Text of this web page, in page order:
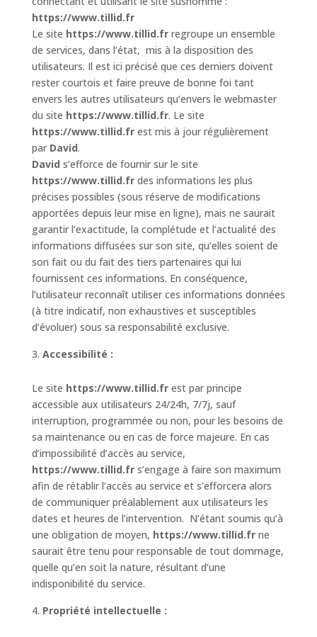
https://www.tillid.fr
Le site https://www.tillid.frregroupe un ensemble
de services, dans l’état, mis à la disposition des
utilisateurs. Il est ici précisé que ces derniers doivent
rester courtois et faire preuve de bonne foi tant
envers les autres utilisateurs qu’envers le webmaster
du site https://www.tillid.fr. Le site
https://www.tillid.frest mis à jour régulièrement
par David.
David s’efforce de fournir sur le site
https://www.tillid.frdes informations les plus
précises possibles (sous réserve de modifications
apportées depuis leur mise en ligne), mais ne saurait
garantir l’exactitude, la complétude et l’actualité des
informations diffusées sur son site, qu’elles soient de
son fait ou du fait des tiers partenaires qui lui
fournissent ces informations. En conséquence,
l’utilisateur reconnaît utiliser ces informations données
(à titre indicatif, non exhaustives et susceptibles
d’évoluer) sous sa responsabilité exclusive.
Accessibilité :
Le site https://www.tillid.frest par principe
accessible aux utilisateurs 24/24h, 7/7j, sauf
interruption, programmée ou non, pour les besoins de
sa maintenance ou en cas de force majeure. En cas
d’impossibilité d’accès au service,
https://www.tillid.frs’engage à faire son maximum
afin de rétablir l’accès au service et s’efforcera alors
de communiquer préalablement aux utilisateurs les
dates et heures de l’intervention. N’étant soumis qu’à
une obligation de moyen, https://www.tillid.frne
saurait être tenu pour responsable de tout dommage,
quelle qu’en soit la nature, résultant d’une
indisponibilité du service.
Propriété intellectuelle :